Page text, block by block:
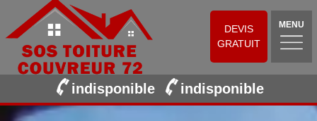
DEVIS
GRATUIT
MENU
indisponible indisponible